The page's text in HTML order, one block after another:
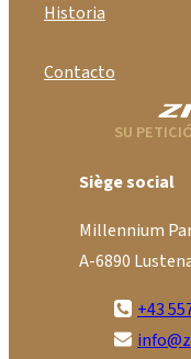
Historia
Contacto
SU
Siège social
Millennium
A-6890
+43